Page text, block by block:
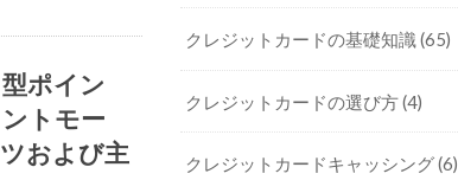
ポイン
トモー
および主
クレジットカードの基礎知識(65)
クレジットカードの選び方(4)
クレジットカードキャッシング(6)